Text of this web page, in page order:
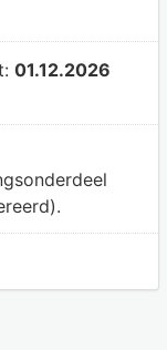
01.12.2026